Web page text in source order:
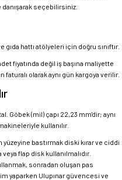
seçebilirsiniz.
hattı atölyeleri için doğru sınıftır.
fiyatında değil iş başına maliyette
faturalı olarak aynı gün kargoya verilir.
Göbek (mil) çapı 22,23 mm'dir; aynı
kullanılır.
bastırmak diski kırar ve ciddi
flap disk kullanılmalıdır.
sonradan oluşan pas
yaparken Ulupınar güvencesi ve